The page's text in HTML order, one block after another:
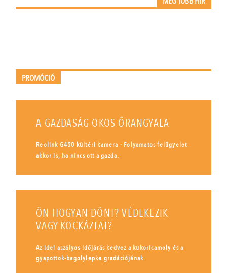
PROMÓCIÓ
A GAZDASÁG OKOS ŐRANGYALA
Reolink G450 kültéri kamera - Folyamatos felügyelet
akkor is, ha nincs ott a gazda.
ÖN HOGYAN DÖNT? VÉDEKEZIK
VAGY KOCKÁZTAT?
Az idei aszályos időjárás kedvez a kukoricamoly és a
gyapottok-bagolylepke gradációjának.